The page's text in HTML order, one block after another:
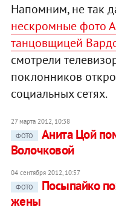
Напомним, не так
нескромные фото
танцовщицей
смотрели
поклонников
социальных сетях.
27 марта 2012, 10:38
ФОТО
Анита Цой
Волочковой
04 сентября 2012, 10:57
ФОТО
Посыпайко
жены